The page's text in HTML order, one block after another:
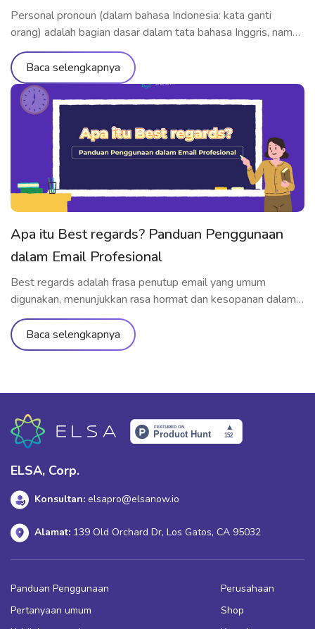
Personal pronoun (dalam bahasa Indonesia: kata ganti
orang) adalah bagian dasar dalam tata bahasa Inggris, namun
sangat penting untuk dikuasai. Meski tergolong materi dasar,
banyak pelajar bahasa Inggris yang masih kesulitan
membedakan dan menggunakan jenis personal pronoun
secara tepat. Jadi, personal pronoun itu apa? Mari pelajari
pengertian lengkapnya bersama ELSA Speak, mulai dari
definisi, klasifikasi, […]
Baca selengkapnya
Apa itu Best regards? Panduan Penggunaan
dalam Email Profesional
Best regards adalah frasa penutup email yang umum
digunakan, menunjukkan rasa hormat dan kesopanan dalam
komunikasi. Namun, tidak semua orang benar-benar
memahami apa itu Best regards, kapan sebaiknya digunakan,
dan hal-hal apa saja yang perlu diperhatikan agar tidak keliru.
Baca selengkapnya
ELSA, Corp.
Konsultan: elsapro@elsanow.io
Alamat: 139 Old Orchard Dr, Los Gatos, CA 95032
Panduan Penggunaan
Pertanyaan umum
Perusahaan
Shop